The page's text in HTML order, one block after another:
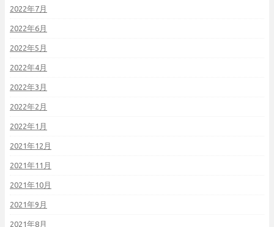
2022年7月
2022年6月
2022年5月
2022年4月
2022年3月
2022年2月
2022年1月
2021年12月
2021年11月
2021年10月
2021年9月
2021年8月